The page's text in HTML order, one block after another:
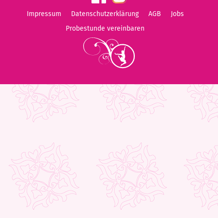
Impressum Datenschutzerklärung AGB Jobs
Probestunde vereinbaren